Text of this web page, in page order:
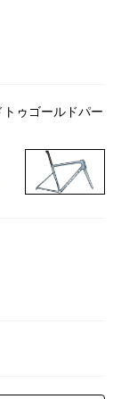
ゥゴールドパー